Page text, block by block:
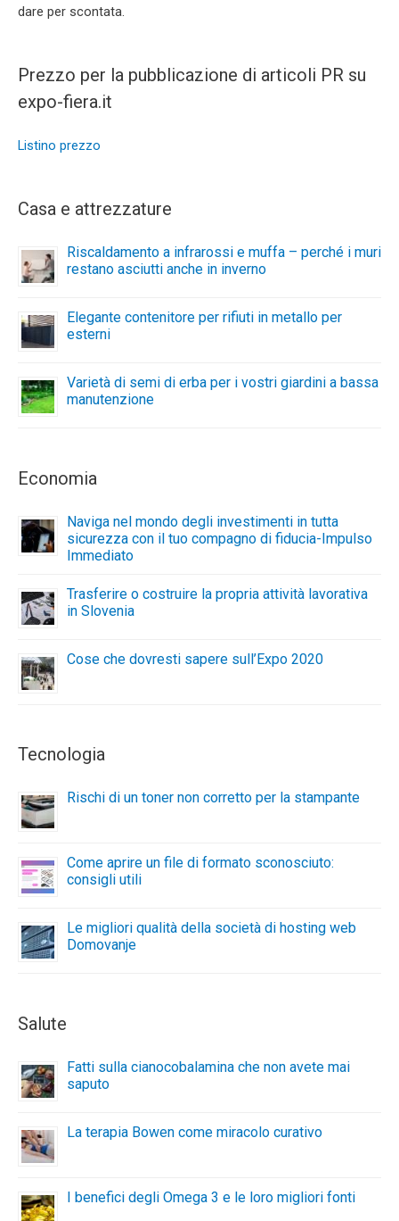
dare per scontata.
Prezzo per la pubblicazione di articoli PR su
expo-fiera.it
Listino prezzo
Casa e attrezzature
Riscaldamento a infrarossi e muffa – perché i muri
restano asciutti anche in inverno
Elegante contenitore per rifiuti in metallo per
esterni
Varietà di semi di erba per i vostri giardini a bassa
manutenzione
Economia
Naviga nel mondo degli investimenti in tutta
sicurezza con il tuo compagno di fiducia-Impulso
Immediato
Trasferire o costruire la propria attività lavorativa
in Slovenia
Cose che dovresti sapere sull’Expo 2020
Tecnologia
Rischi di un toner non corretto per la stampante
Come aprire un file di formato sconosciuto:
consigli utili
Le migliori qualità della società di hosting web
Domovanje
Salute
Fatti sulla cianocobalamina che non avete mai
saputo
La terapia Bowen come miracolo curativo
I benefici degli Omega 3 e le loro migliori fonti